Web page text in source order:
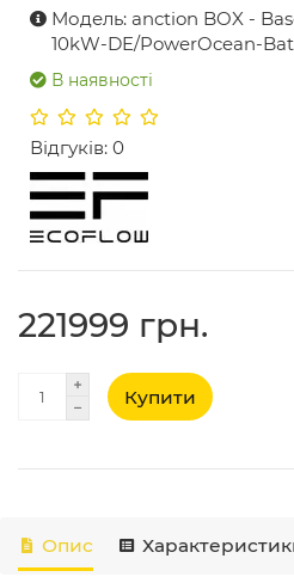
Модель: anction BOX -
10kW-DE/PowerOcean-
В наявності
Відгуків: 0
221999 грн.
Купити
Опис